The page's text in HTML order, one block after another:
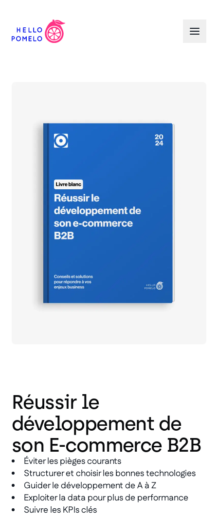
Réussir le
développement de
son E-commerce B2B
Éviter les pièges courants
Structurer et choisir les bonnes technologies
Guider le développement de A à Z
Exploiter la data pour plus de performance
Suivre les KPIs clés